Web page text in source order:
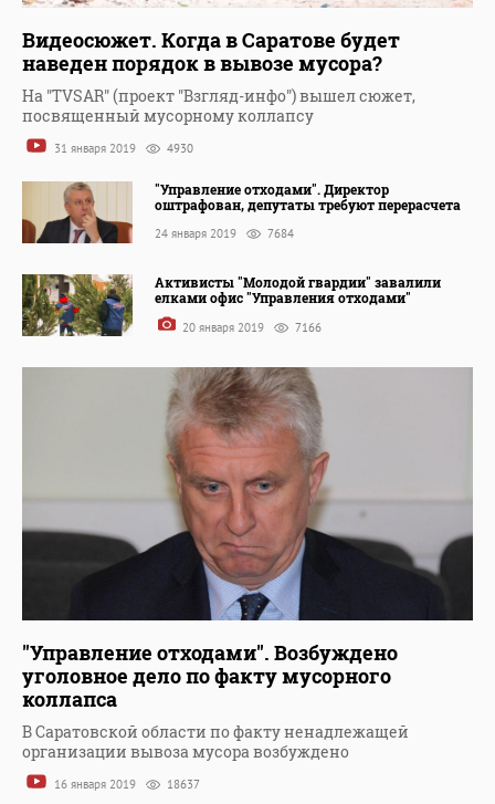
Видеосюжет. Когда в Саратове будет
наведен порядок в вывозе мусора?
На "TVSAR" (проект "Взгляд-инфо") вышел сюжет,
посвященный мусорному коллапсу
31 января 2019 4930
"Управление отходами". Директор
оштрафован, депутаты требуют перерасчета
24 января 2019 7684
Активисты "Молодой гвардии" завалили
елками офис "Управления отходами"
20 января 2019 7166
"Управление отходами". Возбуждено
уголовное дело по факту мусорного
коллапса
В Саратовской области по факту ненадлежащей
организации вывоза мусора возбуждено
16 января 2019 18637